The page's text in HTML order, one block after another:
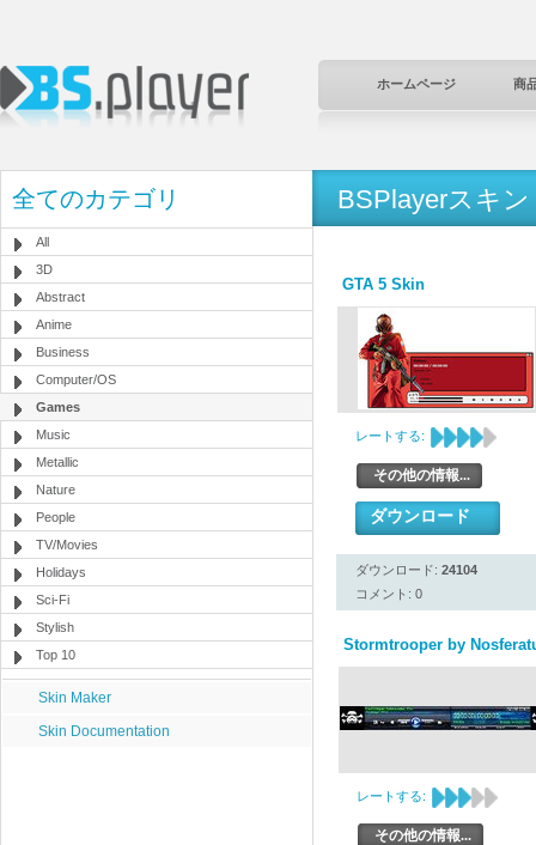
ホームページ 商
全てのカテゴリ
All
3D
Abstract
Anime
Business
Computer/OS
Games
Music
Metallic
Nature
People
TV/Movies
Holidays
Sci-Fi
Stylish
Top 10
Skin Maker
Skin Documentation
BSPlayerスキン
GTA 5 Skin
レートする:
その他の情報...
ダウンロード
ダウンロード: 24104
コメント: 0
Stormtrooper by
レートする:
その他の情報...